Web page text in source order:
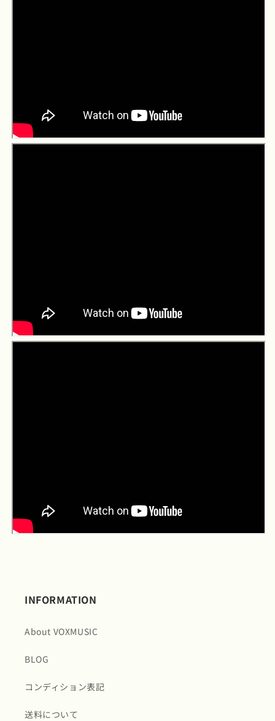
INFORMATION
About VOXMUSIC
BLOG
コンディション表記
送料について